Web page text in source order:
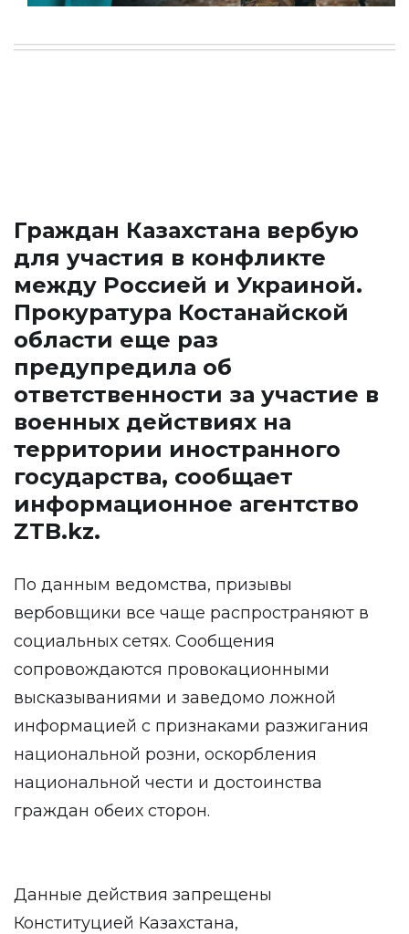
Граждан Казахстана вербую
для участия в конфликте
между Россией и Украиной.
Прокуратура Костанайской
области еще раз
предупредила об
ответственности за участие в
военных действиях на
территории иностранного
государства, сообщает
информационное агентство
ZTB.kz.
По данным ведомства, призывы
вербовщики все чаще распространяют в
социальных сетях. Сообщения
сопровождаются провокационными
высказываниями и заведомо ложной
информацией с признаками разжигания
национальной розни, оскорбления
национальной чести и достоинства
граждан обеих сторон.
Данные действия запрещены
Конституцией Казахстана,